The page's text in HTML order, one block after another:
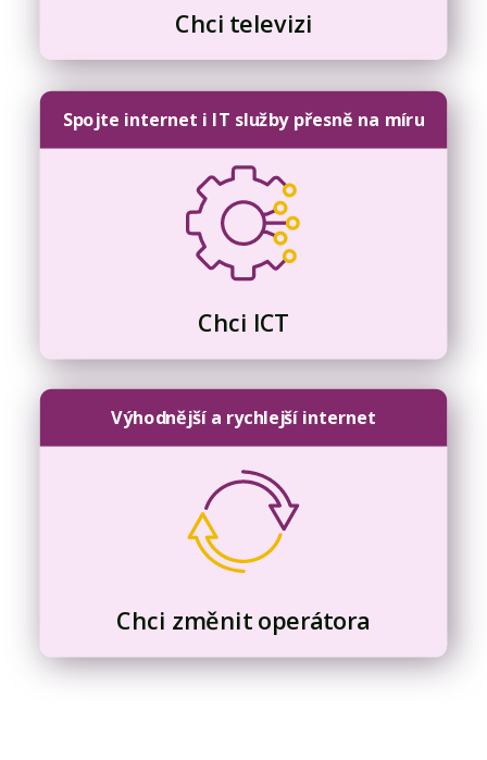
Chci televizi
Spojte internet i IT služby přesně na míru
Chci ICT
Výhodnější a rychlejší internet
Chci změnit operátora